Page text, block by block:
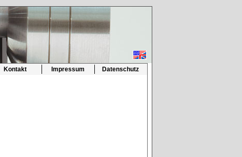
Kontakt Impressum Datenschutz